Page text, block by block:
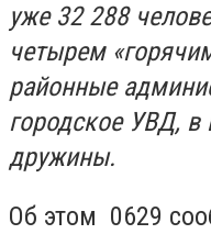
уже 32 288
четырем
районные
городское УВД, в
дружины.
Об этом 0629